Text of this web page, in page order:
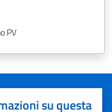
PV
su questa